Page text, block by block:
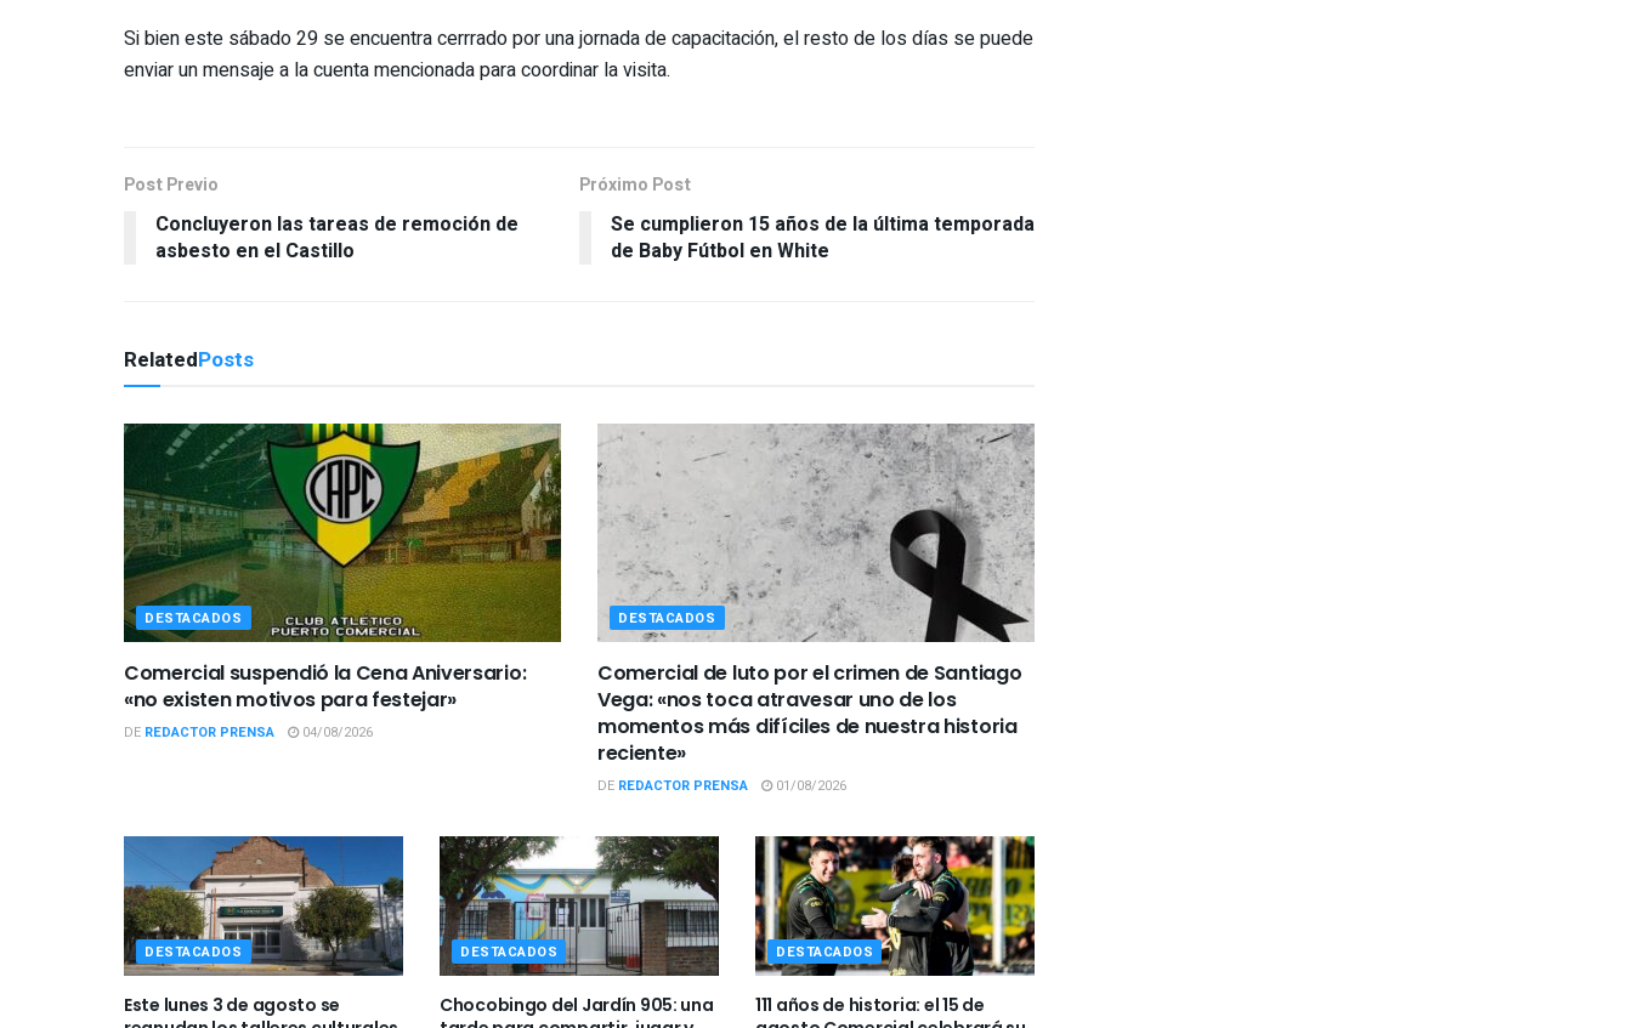
Si bien este sábado 29 se encuentra cerrrado por una jornada de capacitación, el resto de los días se puede
enviar un mensaje a la cuenta mencionada para coordinar la visita.
Post Previo
Concluyeron las tareas de remoción de
asbesto en el Castillo
Próximo Post
Se cumplieron 15 años de la última temporada
de Baby Fútbol en White
RelatedPosts
DESTACADOS
Comercial suspendió la Cena Aniversario:
«no existen motivos para festejar»
DE REDACTOR PRENSA 04/08/2026
DESTACADOS
Comercial de luto por el crimen de Santiago
Vega: «nos toca atravesar uno de los
momentos más difíciles de nuestra historia
reciente»
DE REDACTOR PRENSA 01/08/2026
DESTACADOS
Este lunes 3 de agosto se
DESTACADOS
Chocobingo del Jardín 905: una
DESTACADOS
111 años de historia: el 15 de